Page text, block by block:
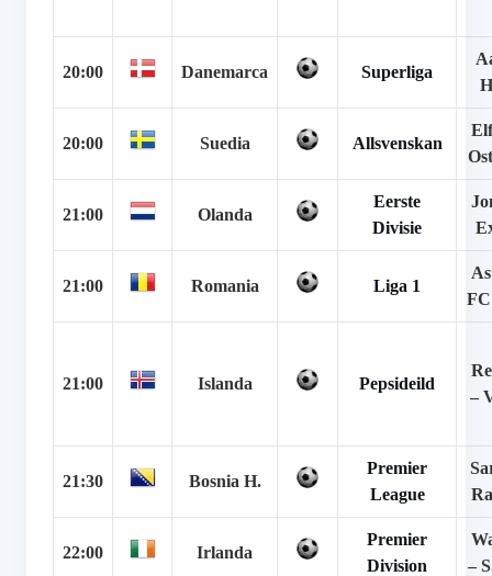
20:00 Danemarca Superliga
20:00 Suedia Allsvenskan
21:00 Olanda
Eerste
Divisie
21:00 Romania Liga 1
21:00 Islanda Pepsideild
–
21:30 Bosnia H.
Premier
League
22:00 Irlanda
Premier
Division
–